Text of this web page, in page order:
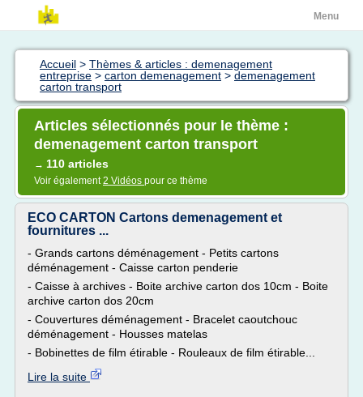
Menu
Accueil > Thèmes & articles : demenagement
entreprise > carton demenagement > demenagement
carton transport
Articles sélectionnés pour le thème :
demenagement carton transport
→ 110 articles
Voir également2 Vidéos pour ce thème
ECO CARTON Cartons demenagement et
fournitures ...
- Grands cartons déménagement - Petits cartons
déménagement - Caisse carton penderie
- Caisse à archives - Boite archive carton dos 10cm - Boite
archive carton dos 20cm
- Couvertures déménagement - Bracelet caoutchouc
déménagement - Housses matelas
- Bobinettes de film étirable - Rouleaux de film étirable...
Lire la suite